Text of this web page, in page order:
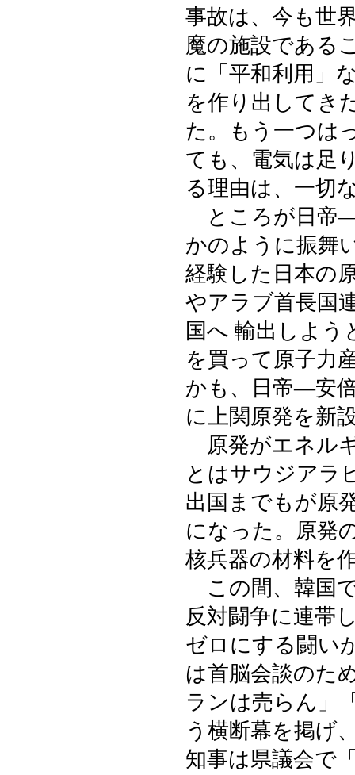
事故は、今も世
魔の施設である
に「平和利用」
を作り出してき
た。もう一つは
ても、電気は足
る理由は、一切
ところが日帝―
かのように振舞
経験した日本の
やアラブ首長国
国へ 輸出しよ
を買って原子力
かも、日帝―安
に上関原発を新
原発がエネル
とはサウジアラ
出国までもが原
になった。原発
核兵器の材料を
この間、韓国
反対闘争に連帯
ゼロにする闘い
は首脳会談のた
ランは売らん」
う横断幕を掲げ
知事は県議会で